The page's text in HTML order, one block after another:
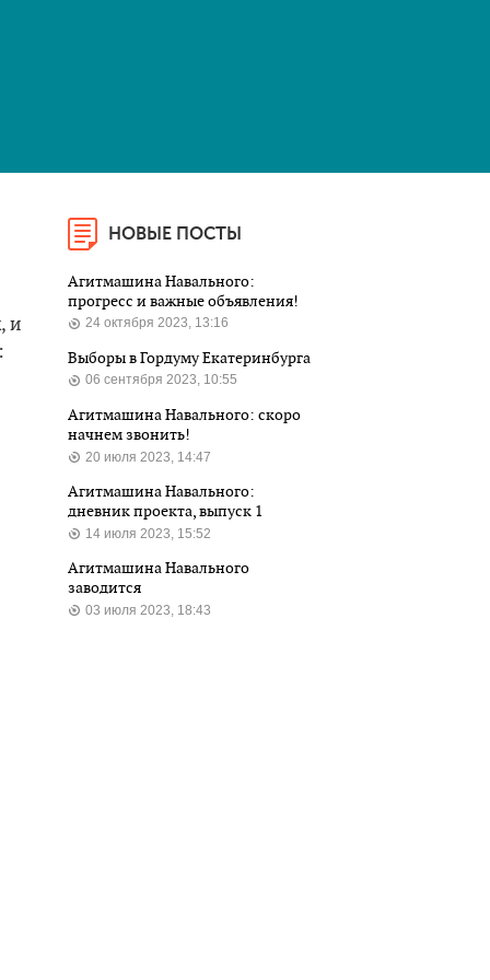
и
НОВЫЕ ПОСТЫ
Агитмашина Навального:
прогресс и важные объявления!
24 октября 2023, 13:16
Выборы в Гордуму Екатеринбурга
06 сентября 2023, 10:55
Агитмашина Навального: скоро
начнем звонить!
20 июля 2023, 14:47
Агитмашина Навального:
дневник проекта, выпуск 1
14 июля 2023, 15:52
Агитмашина Навального
заводится
03 июля 2023, 18:43